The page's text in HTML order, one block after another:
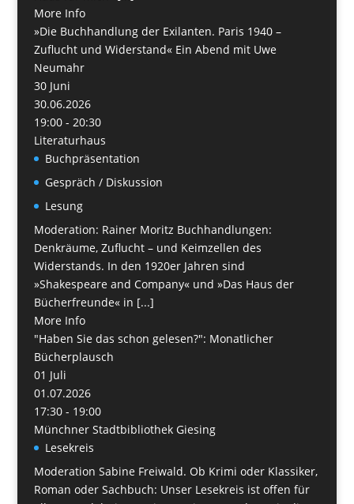
More Info
»Die Buchhandlung der Exilanten. Paris 1940 –
Zuflucht und Widerstand« Ein Abend mit Uwe
Neumahr
30 Juni
30.06.2026
19:00 - 20:30
Literaturhaus
Buchpräsentation
Gespräch / Diskussion
Lesung
Moderation: Rainer Moritz Buchhandlungen:
Denkräume, Zuflucht – und Keimzellen des
Widerstands. In den 1920er Jahren sind
»Shakespeare and Company« und »Das Haus der
Bücherfreunde« in [...]
More Info
"Haben Sie das schon gelesen?": Monatlicher
Bücherplausch
01 Juli
01.07.2026
17:30 - 19:00
Münchner Stadtbibliothek Giesing
Lesekreis
Moderation Sabine Freiwald. Ob Krimi oder Klassiker,
Roman oder Sachbuch: Unser Lesekreis ist offen für